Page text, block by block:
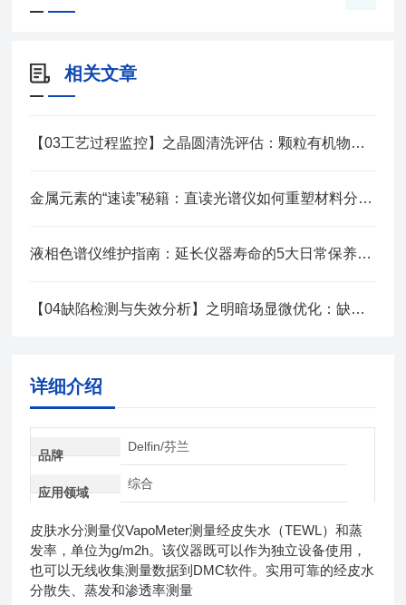
相关文章
【03工艺过程监控】之晶圆清洗评估：颗粒有机物金属污染物全检方案
金属元素的“速读”秘籍：直读光谱仪如何重塑材料分析新格局
液相色谱仪维护指南：延长仪器寿命的5大日常保养技巧与故障排查方法
【04缺陷检测与失效分析】之明暗场显微优化：缺陷对比度提升技巧
详细介绍
品牌
Delfin/芬兰
应用领域
综合
皮肤水分测量仪VapoMeter测量经皮失水（TEWL）和蒸
发率，单位为g/m2h。该仪器既可以作为独立设备使用，
也可以无线收集测量数据到DMC软件。实用可靠的经皮水
分散失、蒸发和渗透率测量